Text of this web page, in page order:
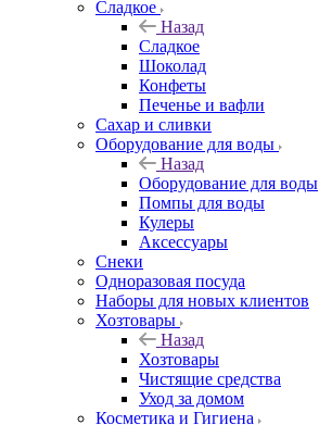
Сладкое
Назад
Сладкое
Шоколад
Конфеты
Печенье и вафли
Сахар и сливки
Оборудование для воды
Назад
Оборудование для воды
Помпы для воды
Кулеры
Аксессуары
Снеки
Одноразовая посуда
Наборы для новых клиентов
Хозтовары
Назад
Хозтовары
Чистящие средства
Уход за домом
Косметика и Гигиена